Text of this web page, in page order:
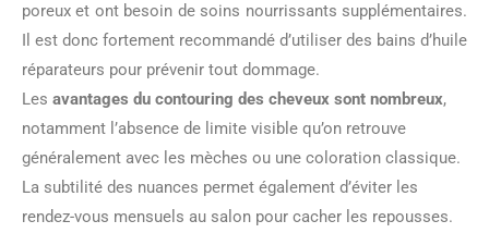
poreux et ont besoin de soins nourrissants supplémentaires.
Il est donc fortement recommandé d’utiliser des bains d’huile
réparateurs pour prévenir tout dommage.
Les avantages du contouring des cheveux sont nombreux,
notamment l’absence de limite visible qu’on retrouve
généralement avec les mèches ou une coloration classique.
La subtilité des nuances permet également d’éviter les
rendez-vous mensuels au salon pour cacher les repousses.